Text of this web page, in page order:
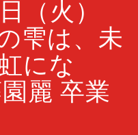
（火）
雫は、未
にな
麗 卒業